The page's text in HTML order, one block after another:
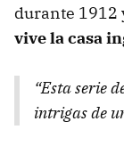
durante 1912
vive la casa
“Esta serie
intrigas de